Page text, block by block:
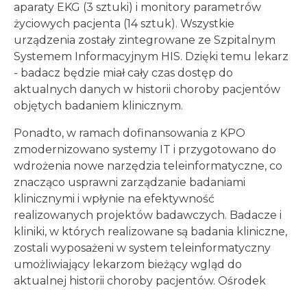
aparaty EKG (3 sztuki) i monitory parametrów
życiowych pacjenta (14 sztuk). Wszystkie
urządzenia zostały zintegrowane ze Szpitalnym
Systemem Informacyjnym HIS. Dzięki temu lekarz
- badacz będzie miał cały czas dostęp do
aktualnych danych w historii choroby pacjentów
objętych badaniem klinicznym.
Ponadto, w ramach dofinansowania z KPO
zmodernizowano systemy IT i przygotowano do
wdrożenia nowe narzędzia teleinformatyczne, co
znacząco usprawni zarządzanie badaniami
klinicznymi i wpłynie na efektywność
realizowanych projektów badawczych. Badacze i
kliniki, w których realizowane są badania kliniczne,
zostali wyposażeni w system teleinformatyczny
umożliwiający lekarzom bieżący wgląd do
aktualnej historii choroby pacjentów. Ośrodek